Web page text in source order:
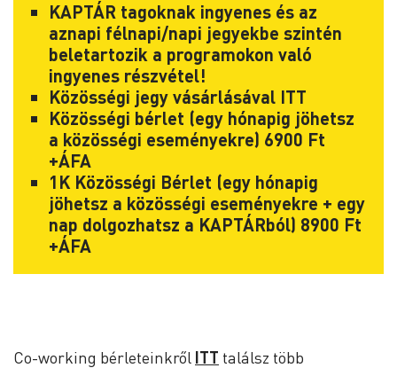
KAPTÁR tagoknak ingyenes és az
aznapi félnapi/napi jegyekbe szintén
beletartozik a programokon való
ingyenes részvétel!
Közösségi jegy vásárlásával ITT
Közösségi bérlet (egy hónapig jöhetsz
a közösségi eseményekre) 6900 Ft
+ÁFA
1K Közösségi Bérlet (egy hónapig
jöhetsz a közösségi eseményekre + egy
nap dolgozhatsz a KAPTÁRból) 8900 Ft
+ÁFA
Co-working bérleteinkről ITT találsz több